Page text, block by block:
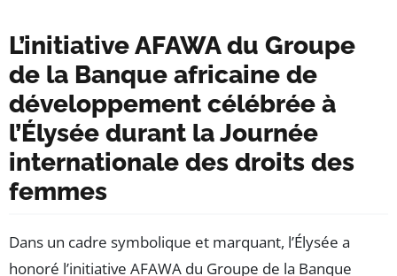
L’initiative AFAWA du Groupe
de la Banque africaine de
développement célébrée à
l’Élysée durant la Journée
internationale des droits des
femmes
Dans un cadre symbolique et marquant, l’Élysée a
honoré l’initiative AFAWA du Groupe de la Banque